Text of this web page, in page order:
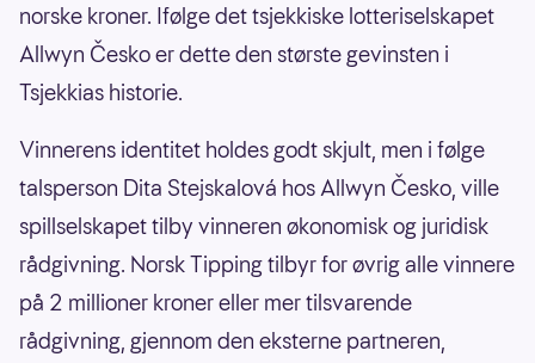
norske kroner. Ifølge det tsjekkiske lotteriselskapet
Allwyn Česko er dette den største gevinsten i
Tsjekkias historie.
Vinnerens identitet holdes godt skjult, men i følge
talsperson Dita Stejskalová hos Allwyn Česko, ville
spillselskapet tilby vinneren økonomisk og juridisk
rådgivning. Norsk Tipping tilbyr for øvrig alle vinnere
på 2 millioner kroner eller mer tilsvarende
rådgivning, gjennom den eksterne partneren,